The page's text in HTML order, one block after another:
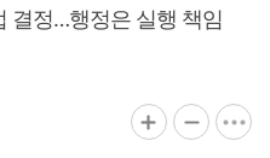
결정…행정은 실행 책임